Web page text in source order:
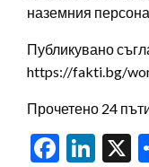
наземния
Публикувано
https://fakti.bg/
Прочетено 24
X